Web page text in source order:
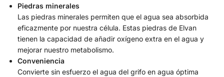
Piedras minerales
Las piedras minerales permiten que el agua sea absorbida
eficazmente por nuestra célula. Estas piedras de Elvan
tienen la capacidad de añadir oxígeno extra en el agua y
mejorar nuestro metabolismo.
Conveniencia
Convierte sin esfuerzo el agua del grifo en agua óptima